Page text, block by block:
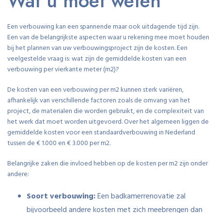
Een verbouwing kan een spannende maar ook uitdagende tijd zijn.
Een van de belangrijkste aspecten waar u rekening mee moet houden
bij het plannen van uw verbouwingsproject zijn de kosten. Een
veelgestelde vraag is: wat zijn de gemiddelde kosten van een
verbouwing per vierkante meter (m2)?
De kosten van een verbouwing per m2 kunnen sterk variëren,
afhankelijk van verschillende factoren zoals de omvang van het
project, de materialen die worden gebruikt, en de complexiteit van
het werk dat moet worden uitgevoerd. Over het algemeen liggen de
gemiddelde kosten voor een standaardverbouwing in Nederland
tussen de € 1.000 en € 3.000 per m2.
Belangrijke zaken die invloed hebben op de kosten per m2 zijn onder
andere:
Soort verbouwing:Een badkamerrenovatie zal
bijvoorbeeld andere kosten met zich meebrengen dan